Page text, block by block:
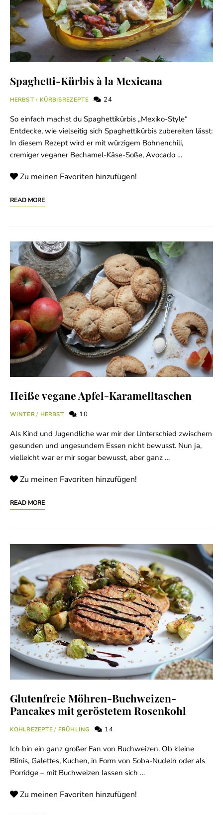
Spaghetti-Kürbis à la Mexicana
HERBST / KÜRBISREZEPTE 24
So einfach machst du Spaghettikürbis „Mexiko-Style“
Entdecke, wie vielseitig sich Spaghettikürbis zubereiten lässt:
In diesem Rezept wird er mit würzigem Bohnenchili,
cremiger veganer Bechamel-Käse-Soße, Avocado …
Zu meinen Favoriten hinzufügen!
READ MORE
Heiße vegane Apfel-Karamelltaschen
WINTER/ HERBST 10
Als Kind und Jugendliche war mir der Unterschied zwischem
gesunden und ungesundem Essen nicht bewusst. Nun ja,
vielleicht war er mir sogar bewusst, aber ganz …
Zu meinen Favoriten hinzufügen!
READ MORE
Glutenfreie Möhren-Buchweizen-
Pancakes mit geröstetem Rosenkohl
KOHLREZEPTE / FRÜHLING 14
Ich bin ein ganz großer Fan von Buchweizen. Ob kleine
Blinis, Galettes, Kuchen, in Form von Soba-Nudeln oder als
Porridge – mit Buchweizen lassen sich …
Zu meinen Favoriten hinzufügen!